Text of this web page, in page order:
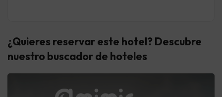
¿Quieres reservar este hotel? Descubre
nuestro buscador de hoteles